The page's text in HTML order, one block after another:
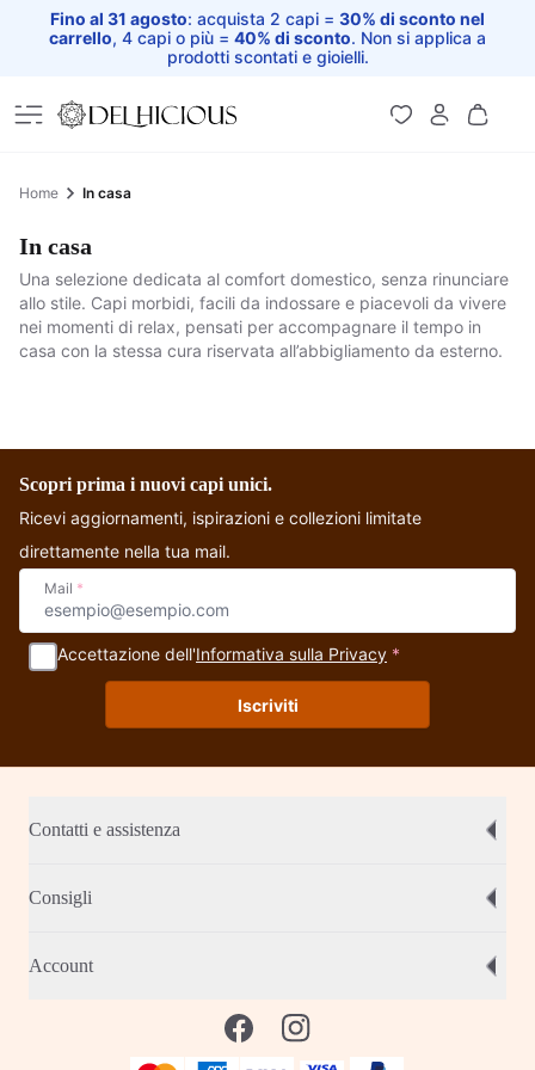
Fino al 31 agosto: acquista 2 capi = 30% di sconto nel
carrello, 4 capi o più = 40% di sconto. Non si applica a
prodotti scontati e gioielli.
Home
Home In casa
In casa
Una selezione dedicata al comfort domestico, senza rinunciare
allo stile. Capi morbidi, facili da indossare e piacevoli da vivere
nei momenti di relax, pensati per accompagnare il tempo in
casa con la stessa cura riservata all’abbigliamento da esterno.
Pantamaglia
Catania
Cotone - Donna -
Scopri prima i nuovi capi unici.
Ricevi aggiornamenti, ispirazioni e collezioni limitate
direttamente nella tua mail.
Mail *
Accettazione dell'Informativa sulla Privacy *
Iscriviti
Contatti e assistenza
Consigli
Account